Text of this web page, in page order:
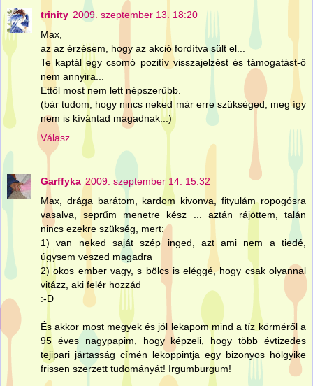
trinity 2009. szeptember 13. 18:20
Max,
az az érzésem, hogy az akció fordítva sült el...
Te kaptál egy csomó pozitív visszajelzést és támogatást-ő
nem annyira...
Ettől most nem lett népszerűbb.
(bár tudom, hogy nincs neked már erre szükséged, meg így
nem is kívántad magadnak...)
Válasz
Garffyka 2009. szeptember 14. 15:32
Max, drága barátom, kardom kivonva, fityulám ropogósra
vasalva, seprűm menetre kész ... aztán rájöttem, talán
nincs ezekre szükség, mert:
1) van neked saját szép inged, azt ami nem a tiedé,
úgysem veszed magadra
2) okos ember vagy, s bölcs is eléggé, hogy csak olyannal
vitázz, aki felér hozzád
:-D
És akkor most megyek és jól lekapom mind a tíz körméről a
95 éves nagypapim, hogy képzeli, hogy több évtizedes
tejipari jártasság címén lekoppintja egy bizonyos hölgyike
frissen szerzett tudományát! Irgumburgum!